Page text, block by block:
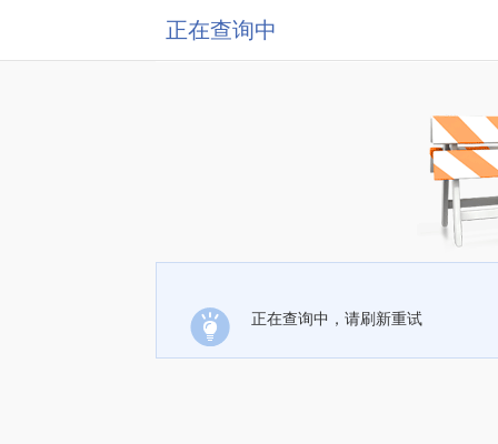
正在查询中
正在查询中，请刷新重试